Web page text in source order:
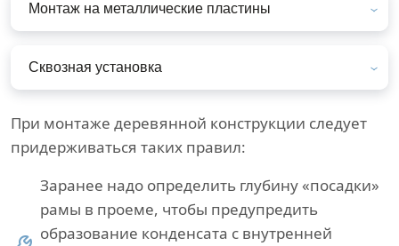
Монтаж на металлические пластины
Сквозная установка
При монтаже деревянной конструкции следует
придерживаться таких правил:
Заранее надо определить глубину «посадки»
рамы в проеме, чтобы предупредить
образование конденсата с внутренней